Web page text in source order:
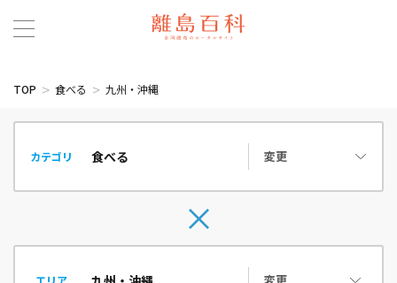
TOP 食べる 九州・沖縄
カテゴリ 変更
エリア